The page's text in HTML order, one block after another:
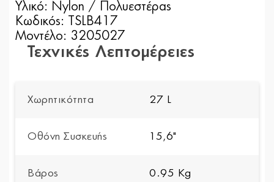
Υλικό: Nylon / Πολυεστέρας
Κωδικός: TSLB417
Μοντέλο: 3205027
Τεχνικές Λεπτομέρειες
Χωρητικότητα 27 L
Οθόνη Συσκευής 15,6"
Βάρος 0.95 Kg